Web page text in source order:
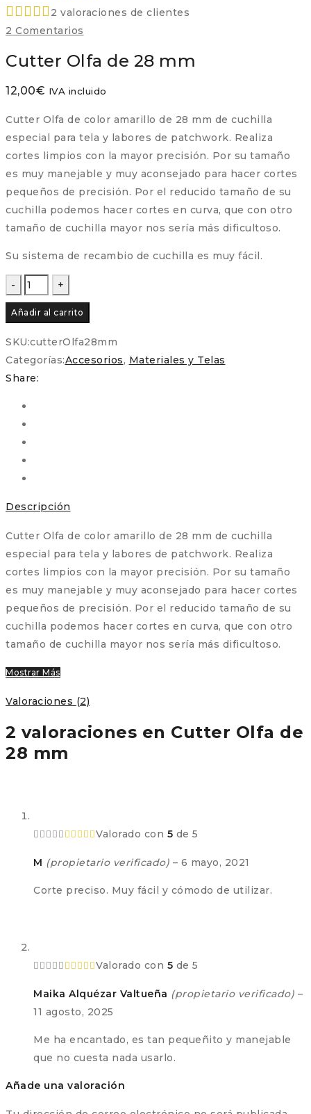
2 valoraciones de clientes
2 Comentarios
Cutter Olfa de 28 mm
12,00€ IVA incluido
Cutter Olfa de color amarillo de 28 mm de cuchilla
especial para tela y labores de patchwork. Realiza
cortes limpios con la mayor precisión. Por su tamaño
es muy manejable y muy aconsejado para hacer cortes
pequeños de precisión. Por el reducido tamaño de su
cuchilla podemos hacer cortes en curva, que con otro
tamaño de cuchilla mayor nos sería más dificultoso.
Su sistema de recambio de cuchilla es muy fácil.
Cutter
Olfa
de
28
mm
cantidad
Añadir al carrito
SKU:cutterOlfa28mm
Categorías:Accesorios, Materiales y Telas
Share:
Descripción
Cutter Olfa de color amarillo de 28 mm de cuchilla
especial para tela y labores de patchwork. Realiza
cortes limpios con la mayor precisión. Por su tamaño
es muy manejable y muy aconsejado para hacer cortes
pequeños de precisión. Por el reducido tamaño de su
cuchilla podemos hacer cortes en curva, que con otro
tamaño de cuchilla mayor nos sería más dificultoso.
Mostrar Más
Valoraciones (2)
2 valoraciones en Cutter Olfa de
28 mm
Valorado con 5 de 5
M (propietario verificado) – 6 mayo, 2021
Corte preciso. Muy fácil y cómodo de utilizar.
Valorado con 5 de 5
Maika Alquézar Valtueña (propietario verificado) –
11 agosto, 2025
Me ha encantado, es tan pequeñito y manejable
que no cuesta nada usarlo.
Añade una valoración